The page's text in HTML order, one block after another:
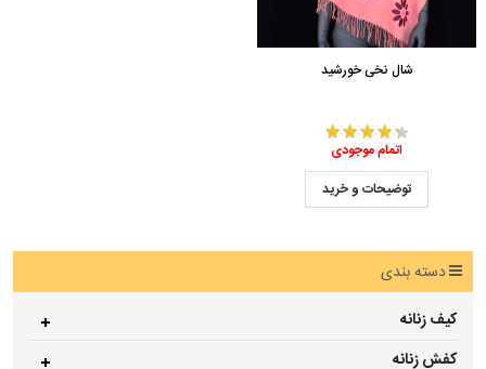
شال نخی خورشید
اتمام موجودی
توضیحات و خرید
دسته بندی
کیف زنانه
کفش زنانه